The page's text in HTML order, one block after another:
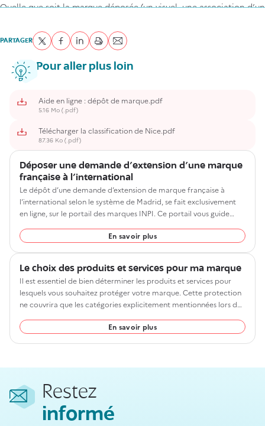
Ce risque étant difficile à évaluer, il est recommandé de prendre
contact avec un spécialiste tels qu'un
industrielleou avec unavocat.
Annuaire des conseils en propriété industrielle
Cet article était-il utile ?
Non
Il existe 45 classes différentes regroupant des produits et services
de même nature. Ces 45 classes forment la classification
internationale de Nice. Cette classification n’a aucune valeur
Exemple : la classe 25 regroupe les vêtements, les articles
Documentation utile :
Télécharger laclassification internationale de Nice;
Visionner le tutoriel TM Class sur le
européenne pour la propriété intellectuelle (EUIPO).
Oui Non
Quelle que soit la marque déposée (un visuel, une association d’un
redevance de dépôt est le même
Articles similaires
Oui Non
PARTAGERPartager sur Twitter
Partager sur Facebook
Partager sur LinkedIn
imprimerEnvoyer par courriel
Pour aller plus loin
Aide en ligne : dépôt de marque.pdf
5.16 Mo (.pdf)
Télécharger la classification de Nice.pdf
87.36 Ko (.pdf)
Déposer une demande d’extension d’une marque
française à l’international
Le dépôt d’une demande d’extension de marque française à
l’international selon le système de Madrid, se fait exclusivement
en ligne, sur le portail des marques INPI. Ce portail vous guide
En savoir plus
Le choix des produits et services pour ma marque
Il est essentiel de bien déterminer les produits et services pour
lesquels vous souhaitez protéger votre marque. Cette protection
ne couvrira que les catégories explicitement mentionnées lors de
afin de maximiser l’efficacité de votre enregistrement.
En savoir plus
Restez
informé